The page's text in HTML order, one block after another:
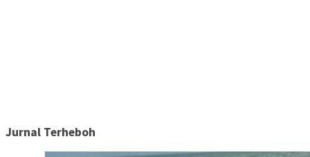
Jurnal Terheboh